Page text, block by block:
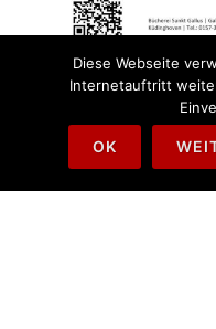
Diese Webseite
Internetauftritt
OK